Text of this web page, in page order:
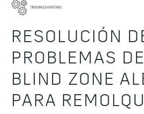
RESOLUCIÓN
PROBLEMAS
BLIND ZONE
PARA